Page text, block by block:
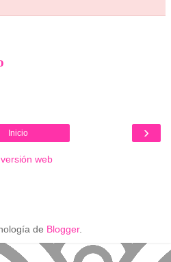
›
Inicio
web
de Blogger.